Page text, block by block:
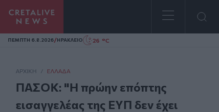
Homepage
ΠΕΜΠΤΗ 6.8.2026/ΗΡΑΚΛΕΙΟ 26 °C
ΑΡΧΙΚΗ / ΕΛΛΆΔΑ
ΠΑΣΟΚ: "Η πρώην επόπτης
εισαγγελέας της ΕΥΠ δεν έχει